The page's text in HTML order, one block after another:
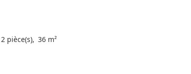
2 pièce(s) 36 m²